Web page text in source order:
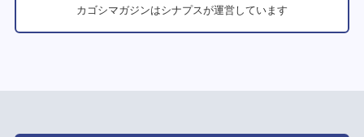
カゴシマガジンはシナプスが運営しています